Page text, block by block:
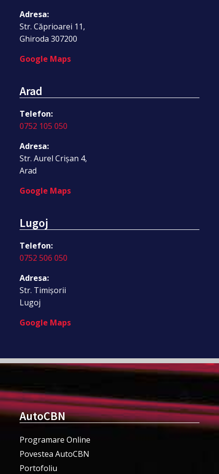
Adresa:
Str. Căprioarei 11,
Ghiroda 307200
Google Maps
Arad
Telefon:
0752 105 050
Adresa:
Str. Aurel Crișan 4,
Arad
Google Maps
Lugoj
Telefon:
0752 506 050
Adresa:
Str. Timișorii
Lugoj
Google Maps
AutoCBN
Programare Online
Povestea AutoCBN
Portofoliu